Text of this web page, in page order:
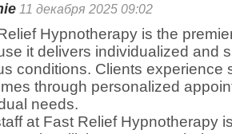
11 декабря 2025 09:02
Hypnotherapy is the
it delivers individualized and
conditions. Clients experience
through personalized
needs.
at Fast Relief Hypnotherapy